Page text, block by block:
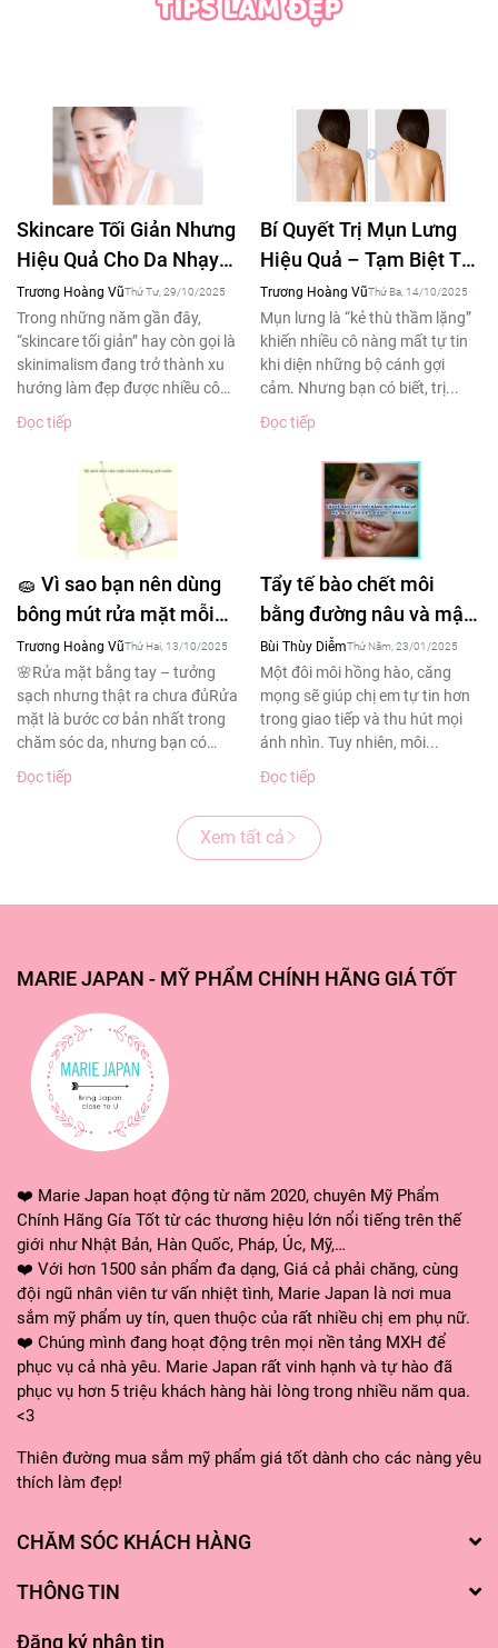
Skincare Tối Giản Nhưng
Hiệu Quả Cho Da Nhạy
Cảm – Xu Hướng Làm
Đẹp 2025
Trương Hoàng VũThứ Tư, 29/10/2025
Trong những năm gần đây,
“skincare tối giản” hay còn gọi là
skinimalism đang trở thành xu
hướng làm đẹp được nhiều cô
gái yêu thích....
Đọc tiếp
Bí Quyết Trị Mụn Lưng
Hiệu Quả – Tạm Biệt Tự
Ti Khi Diện Áo Hở Lưng
Trương Hoàng VũThứ Ba, 14/10/2025
Mụn lưng là “kẻ thù thầm lặng”
khiến nhiều cô nàng mất tự tin
khi diện những bộ cánh gợi
cảm. Nhưng bạn có biết, trị...
Đọc tiếp
🧽 Vì sao bạn nên dùng
bông mút rửa mặt mỗi
ngày – Bí quyết làm
sạch sâu cho làn da
khỏe đẹp
Trương Hoàng VũThứ Hai, 13/10/2025
🌸Rửa mặt bằng tay – tưởng
sạch nhưng thật ra chưa đủRửa
mặt là bước cơ bản nhất trong
chăm sóc da, nhưng bạn có
biết?Theo...
Đọc tiếp
Tẩy tế bào chết môi
bằng đường nâu và mật
ong tạm biệt đôi môi
thâm sạm
Bùi Thùy DiễmThứ Năm, 23/01/2025
Một đôi môi hồng hào, căng
mọng sẽ giúp chị em tự tin hơn
trong giao tiếp và thu hút mọi
ánh nhìn. Tuy nhiên, môi...
Đọc tiếp
Xem tất cả
MARIE JAPAN - MỸ PHẨM CHÍNH HÃNG GIÁ TỐT
❤️ Marie Japan hoạt động từ năm 2020, chuyên Mỹ Phẩm
Chính Hãng Gía Tốt từ các thương hiệu lớn nổi tiếng trên thế
giới như Nhật Bản, Hàn Quốc, Pháp, Úc, Mỹ,…
❤️ Với hơn 1500 sản phẩm đa dạng, Giá cả phải chăng, cùng
đội ngũ nhân viên tư vấn nhiệt tình, Marie Japan là nơi mua
sắm mỹ phẩm uy tín, quen thuộc của rất nhiều chị em phụ nữ.
❤️ Chúng mình đang hoạt động trên mọi nền tảng MXH để
phục vụ cả nhà yêu. Marie Japan rất vinh hạnh và tự hào đã
phục vụ hơn 5 triệu khách hàng hài lòng trong nhiều năm qua.
<3
Thiên đường mua sắm mỹ phẩm giá tốt dành cho các nàng yêu
thích làm đẹp!
CHĂM SÓC KHÁCH HÀNG
THÔNG TIN
Đăng ký nhận tin